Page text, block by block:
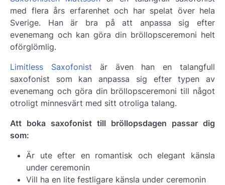
med flera års erfarenhet och har spelat över hela
Sverige. Han är bra på att anpassa sig efter
evenemang och kan göra din bröllopsceremoni helt
oförglömlig.
Limitless Saxofonist är även han en talangfull
saxofonist som kan anpassa sig efter typen av
evenemang och göra din bröllopsceremoni till något
otroligt minnesvärt med sitt otroliga talang.
Att boka saxofonist till bröllopsdagen passar dig
som:
Är ute efter en romantisk och elegant känsla
under ceremonin
Vill ha en lite festligare känsla under ceremonin